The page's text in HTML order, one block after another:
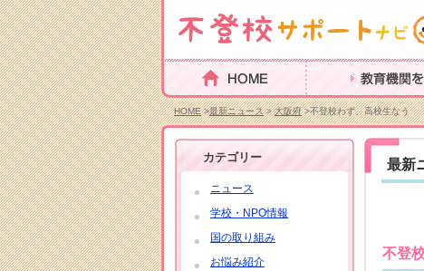
HOME 教育機関を探す
HOME>最新ニュース>大阪府>不登校わず、高校生なう
カテゴリー
ニュース
学校・NPO情報
国の取り組み
お悩み紹介
最新
不登